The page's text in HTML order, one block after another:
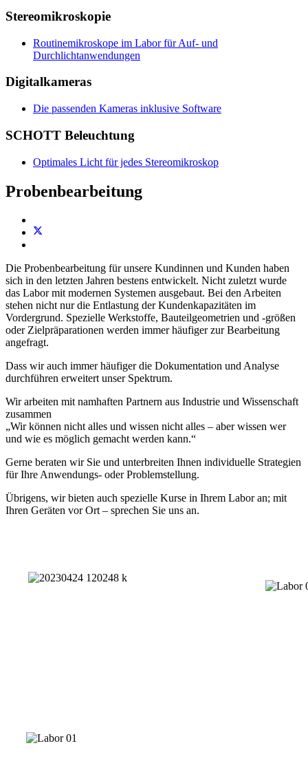
Stereomikroskopie
Routinemikroskope im Labor für Auf- und
Durchlichtanwendungen
Digitalkameras
Die passenden Kameras inklusive Software
SCHOTT Beleuchtung
Optimales Licht für jedes Stereomikroskop
Probenbearbeitung
Die Probenbearbeitung für unsere Kundinnen und Kunden haben
sich in den letzten Jahren bestens entwickelt. Nicht zuletzt wurde
das Labor mit modernen Systemen ausgebaut. Bei den Arbeiten
stehen nicht nur die Entlastung der Kundenkapazitäten im
Vordergrund. Spezielle Werkstoffe, Bauteilgeometrien und -größen
oder Zielpräparationen werden immer häufiger zur Bearbeitung
angefragt.
Dass wir auch immer häufiger die Dokumentation und Analyse
durchführen erweitert unser Spektrum.
Wir arbeiten mit namhaften Partnern aus Industrie und Wissenschaft
zusammen
„Wir können nicht alles und wissen nicht alles – aber wissen wer
und wie es möglich gemacht werden kann.“
Gerne beraten wir Sie und unterbreiten Ihnen individuelle Strategien
für Ihre Anwendungs- oder Problemstellung.
Übrigens, wir bieten auch spezielle Kurse in Ihrem Labor an; mit
Ihren Geräten vor Ort – sprechen Sie uns an.